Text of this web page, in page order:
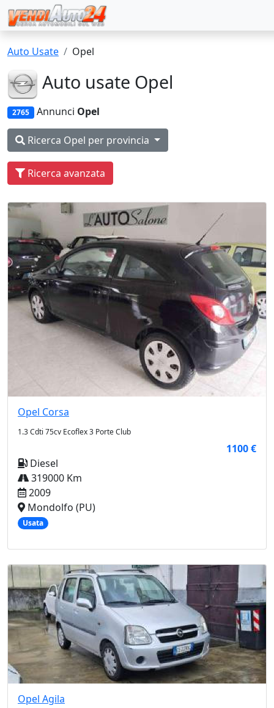
Auto Usate Opel
Auto usate Opel
2765 Annunci Opel
Ricerca Opel per provincia
Ricerca avanzata
Opel Corsa
1.3 Cdti 75cv Ecoflex 3 Porte Club
1100 €
Diesel
319000 Km
2009
Mondolfo (PU)
Usata
Opel Agila